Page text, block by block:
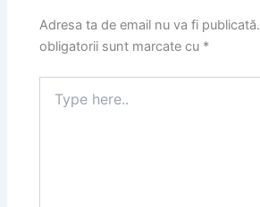
Adresa ta de email nu va fi publicată.
obligatorii sunt marcate cu *
here..